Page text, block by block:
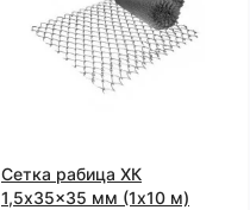
Сетка рабица ХК
1,5x35x35 мм (1x10 м)